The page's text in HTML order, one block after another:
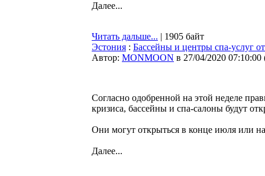
Далее...
Читать дальше... | 1905 байт
Эстония : Бассейны и центры спа-услуг
Автор: MONMOON в 27/04/2020 07:10:00
Согласно одобренной на этой неделе
кризиса, бассейны и спа-салоны будут
Они могут открыться в конце июля или
Далее...